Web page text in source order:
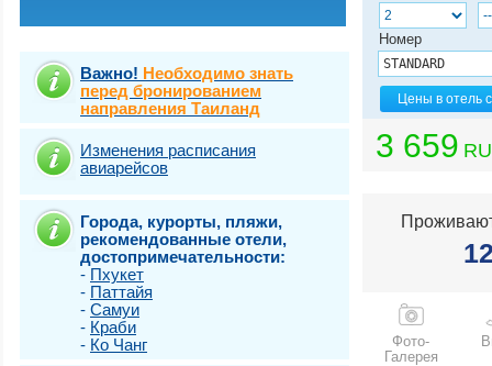
Важно! Необходимо знать
перед бронированием
направления Таиланд
Изменения расписания
авиарейсов
Города, курорты, пляжи,
рекомендованные отели,
достопримечательности:
- Пхукет
- Паттайя
- Самуи
- Краби
- Ко Чанг
о.Пхукет. Пляж
о.Пхукет. Пляж
о.Пхукет. Пляж
о.Пхукет. Пляж
о.Пхукет. Пляж
о.Пхукет. Пляж
о.Самет
Номер
Цены в отель
3 659
Фото-
Галерея